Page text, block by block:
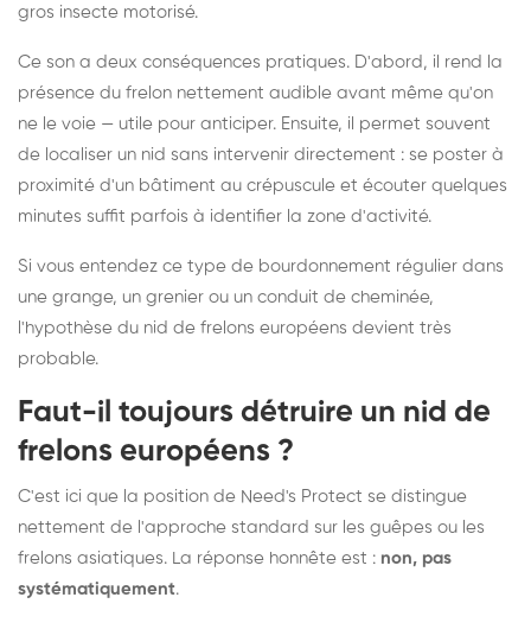
gros insecte motorisé.
Ce son a deux conséquences pratiques. D'abord, il rend la
présence du frelon nettement audible avant même qu'on
ne le voie — utile pour anticiper. Ensuite, il permet souvent
de localiser un nid sans intervenir directement : se poster à
proximité d'un bâtiment au crépuscule et écouter quelques
minutes suffit parfois à identifier la zone d'activité.
Si vous entendez ce type de bourdonnement régulier dans
une grange, un grenier ou un conduit de cheminée,
l'hypothèse du nid de frelons européens devient très
probable.
Faut-il toujours détruire un nid de
frelons européens ?
C'est ici que la position de Need's Protect se distingue
nettement de l'approche standard sur les guêpes ou les
frelons asiatiques. La réponse honnête est : non, pas
systématiquement.